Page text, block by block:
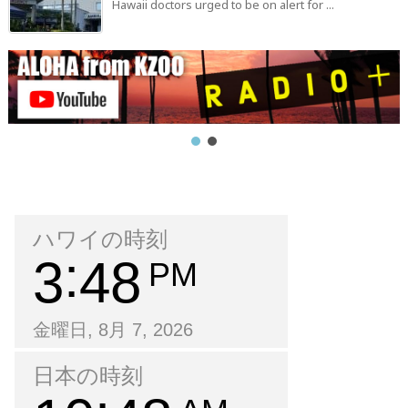
Hawaii doctors urged to be on alert for ...
ハワイの時刻
3 48 PM
金曜日, 8月 7, 2026
日本の時刻